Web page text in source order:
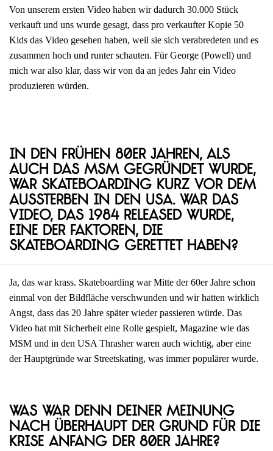
Von unserem ersten Video haben wir dadurch 30.000 Stück
verkauft und uns wurde gesagt, dass pro verkaufter Kopie 50
Kids das Video gesehen haben, weil sie sich verabredeten und es
zusammen hoch und runter schauten. Für George (Powell) und
mich war also klar, dass wir von da an jedes Jahr ein Video
produzieren würden.
In den frühen 80er Jahren, als
auch das MSM gegründet wurde,
war Skateboarding kurz vor dem
Aussterben in den USA. War das
Video, das 1984 released wurde,
eine der Faktoren, die
Skateboarding gerettet haben?
Ja, das war krass. Skateboarding war Mitte der 60er Jahre schon
einmal von der Bildfläche verschwunden und wir hatten wirklich
Angst, dass das 20 Jahre später wieder passieren würde. Das
Video hat mit Sicherheit eine Rolle gespielt, Magazine wie das
MSM und in den USA Thrasher waren auch wichtig, aber eine
der Hauptgründe war Streetskating, was immer populärer wurde.
Was war denn deiner Meinung
nach überhaupt der Grund für die
Krise Anfang der 80er Jahre?